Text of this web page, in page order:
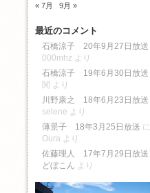
« 7月 9月 »
最近のコメント
石橋涼子 20年9月27日放送
000mhz より
石橋涼子 19年6月30日放送
関 より
川野康之 18年6月23日放送
selene より
薄景子 18年3月25日放送 に
Oura より
佐藤理人 17年7月29日放送
どぼこん より